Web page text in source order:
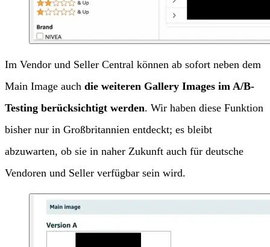
Im Vendor und Seller Central können ab sofort neben dem
Main Image auch die weiteren Gallery Images im A/B-
Testing berücksichtigt werden. Wir haben diese Funktion
bisher nur in Großbritannien entdeckt; es bleibt
abzuwarten, ob sie in naher Zukunft auch für deutsche
Vendoren und Seller verfügbar sein wird.